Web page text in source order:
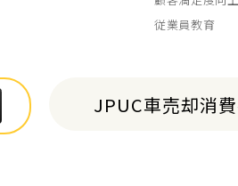
従業員教育
JPUC車売却消